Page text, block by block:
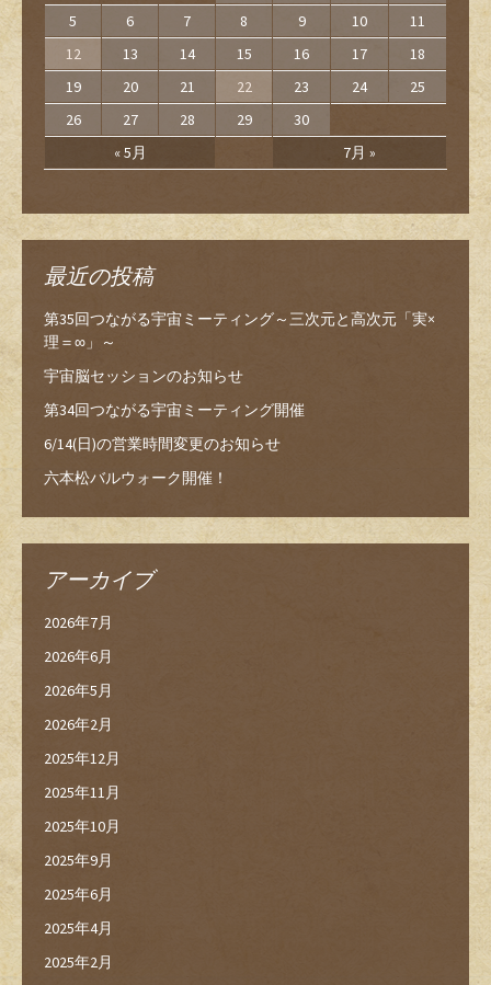
« 5月 7月 »
5
6 7 8 9 10
11
12
13 14 15 16 17
18
19
20 21 22 23 24
25
26
27 28 29 30
最近の投稿
第35回つながる宇宙ミーティング～三次元と高次元「実×
理＝∞」～
宇宙脳セッションのお知らせ
第34回つながる宇宙ミーティング開催
6/14(日)の営業時間変更のお知らせ
六本松バルウォーク開催！
アーカイブ
2026年7月
2026年6月
2026年5月
2026年2月
2025年12月
2025年11月
2025年10月
2025年9月
2025年6月
2025年4月
2025年2月